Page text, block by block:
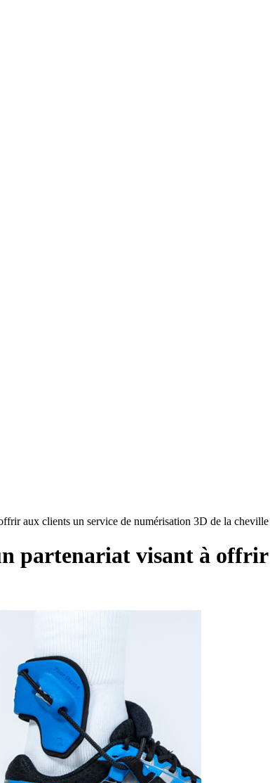
aux clients un service de numérisation 3D de la cheville
partenariat visant à offrir